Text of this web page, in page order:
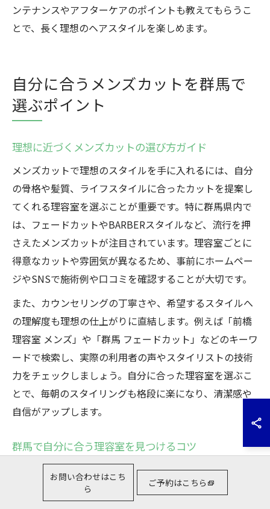
ンテナンスやアフターケアのポイントも教えてもらうこ
とで、長く理想のヘアスタイルを楽しめます。
自分に合うメンズカットを群馬で
選ぶポイント
理想に近づくメンズカットの選び方ガイド
メンズカットで理想のスタイルを手に入れるには、自分
の骨格や髪質、ライフスタイルに合ったカットを提案し
てくれる理容室を選ぶことが重要です。特に群馬県内で
は、フェードカットやBARBERスタイルなど、流行を押
さえたメンズカットが注目されています。理容室ごとに
得意なカットや雰囲気が異なるため、事前にホームペー
ジやSNSで施術例や口コミを確認することが大切です。
また、カウンセリングの丁寧さや、希望するスタイルへ
の理解度も理想の仕上がりに直結します。例えば「前橋
理容室 メンズ」や「群馬 フェードカット」などのキーワ
ードで検索し、実際の利用者の声やスタイリストの技術
力をチェックしましょう。自分に合った理容室を選ぶこ
とで、毎朝のスタイリングも格段に楽になり、清潔感や
自信がアップします。
群馬で自分に合う理容室を見つけるコツ
群馬県で自分にぴったりの理容室を探す際は、立地やア
クセスの良さだけでなく、得意とするメンズカットのジ
ャンルも比較検討しましょう。例えば「太田 理容室」や
お問い合わせはこち
ら
ご予約はこちら